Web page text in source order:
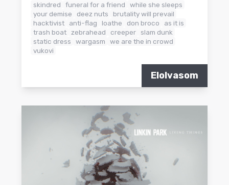
skindred funeral for a friend
while she sleeps
your demise
deez nuts
brutality will prevail
hacktivist
anti-flag loathe don broco
as it is
trash boat zebrahead creeper slam dunk
static dress
wargasm
we are the in crowd
vukovi
Elolvasom